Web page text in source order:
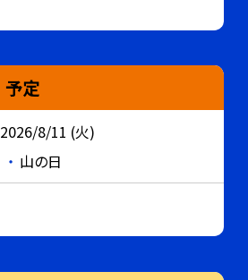
予定
2026/8/11 (火)
山の日